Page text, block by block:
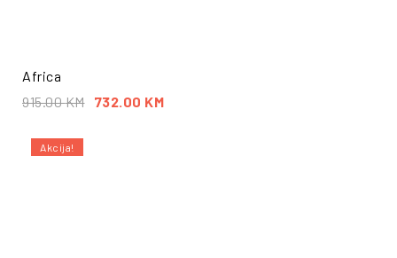
Africa
915.00KM 732.00 KM
Akcija!